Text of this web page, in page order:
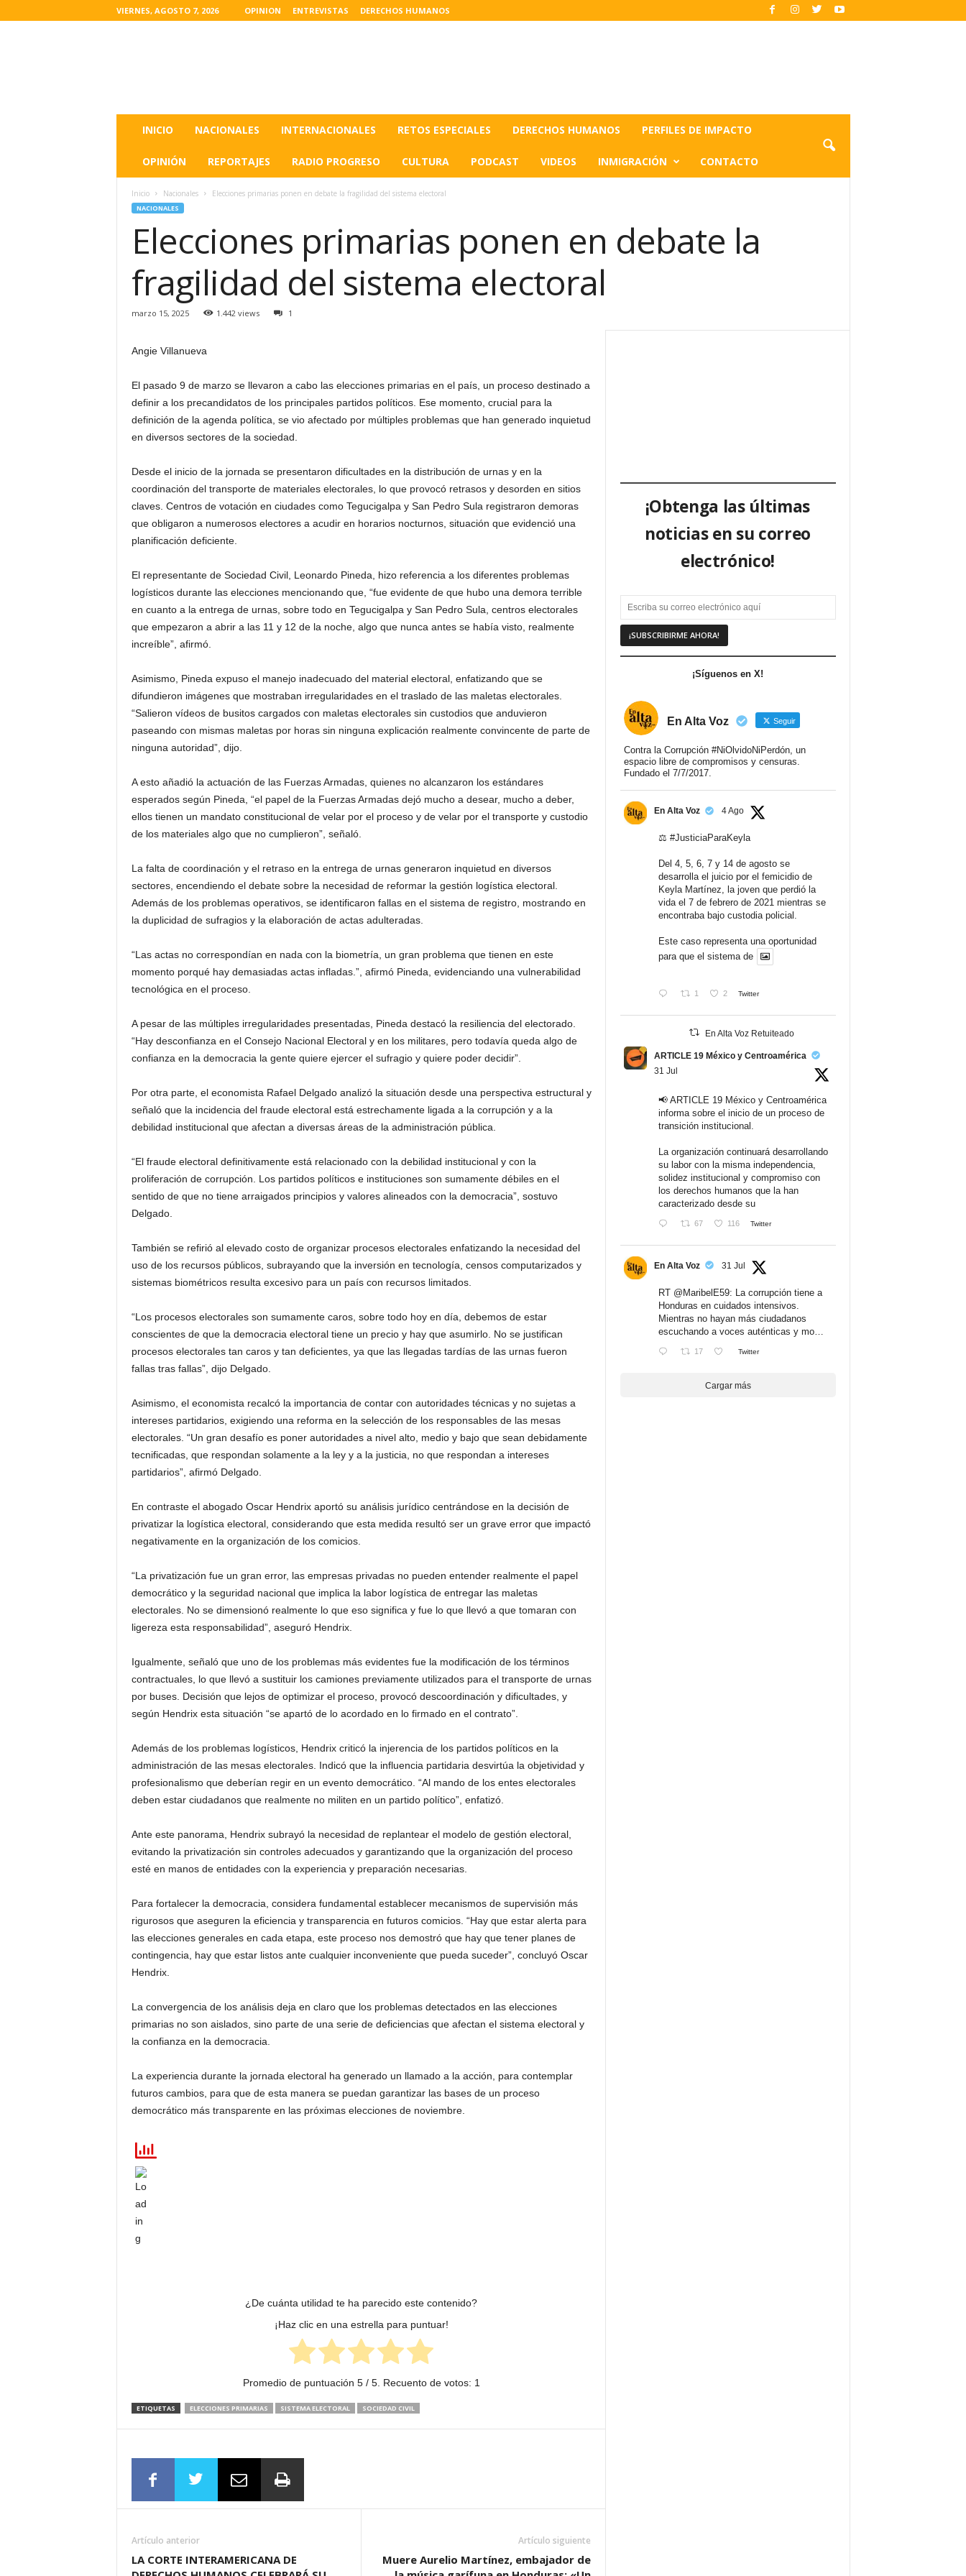
VIERNES, AGOSTO 7, 2026 OPINION ENTREVISTAS DERECHOS HUMANOS
INICIO NACIONALES INTERNACIONALES RETOS ESPECIALES DERECHOS HUMANOS PERFILES DE IMPACTO
OPINIÓN REPORTAJES RADIO PROGRESO CULTURA PODCAST VIDEOS INMIGRACIÓN CONTACTO
Inicio Nacionales Elecciones primarias ponen en debate la fragilidad del sistema electoral
NACIONALES
Elecciones primarias ponen en debate la
fragilidad del sistema electoral
marzo 15, 2025 1.442 views 1
Angie Villanueva
El pasado 9 de marzo se llevaron a cabo las elecciones primarias en el país, un proceso destinado a
definir a los precandidatos de los principales partidos políticos. Ese momento, crucial para la
definición de la agenda política, se vio afectado por múltiples problemas que han generado inquietud
en diversos sectores de la sociedad.
Desde el inicio de la jornada se presentaron dificultades en la distribución de urnas y en la
coordinación del transporte de materiales electorales, lo que provocó retrasos y desorden en sitios
claves. Centros de votación en ciudades como Tegucigalpa y San Pedro Sula registraron demoras
que obligaron a numerosos electores a acudir en horarios nocturnos, situación que evidenció una
planificación deficiente.
El representante de Sociedad Civil, Leonardo Pineda, hizo referencia a los diferentes problemas
logísticos durante las elecciones mencionando que, “fue evidente de que hubo una demora terrible
en cuanto a la entrega de urnas, sobre todo en Tegucigalpa y San Pedro Sula, centros electorales
que empezaron a abrir a las 11 y 12 de la noche, algo que nunca antes se había visto, realmente
increíble”, afirmó.
Asimismo, Pineda expuso el manejo inadecuado del material electoral, enfatizando que se
difundieron imágenes que mostraban irregularidades en el traslado de las maletas electorales.
“Salieron vídeos de busitos cargados con maletas electorales sin custodios que anduvieron
paseando con mismas maletas por horas sin ninguna explicación realmente convincente de parte de
ninguna autoridad”, dijo.
A esto añadió la actuación de las Fuerzas Armadas, quienes no alcanzaron los estándares
esperados según Pineda, “el papel de la Fuerzas Armadas dejó mucho a desear, mucho a deber,
ellos tienen un mandato constitucional de velar por el proceso y de velar por el transporte y custodio
de los materiales algo que no cumplieron”, señaló.
La falta de coordinación y el retraso en la entrega de urnas generaron inquietud en diversos
sectores, encendiendo el debate sobre la necesidad de reformar la gestión logística electoral.
Además de los problemas operativos, se identificaron fallas en el sistema de registro, mostrando en
la duplicidad de sufragios y la elaboración de actas adulteradas.
“Las actas no correspondían en nada con la biometría, un gran problema que tienen en este
momento porqué hay demasiadas actas infladas.”, afirmó Pineda, evidenciando una vulnerabilidad
tecnológica en el proceso.
A pesar de las múltiples irregularidades presentadas, Pineda destacó la resiliencia del electorado.
“Hay desconfianza en el Consejo Nacional Electoral y en los militares, pero todavía queda algo de
confianza en la democracia la gente quiere ejercer el sufragio y quiere poder decidir”.
Por otra parte, el economista Rafael Delgado analizó la situación desde una perspectiva estructural y
señaló que la incidencia del fraude electoral está estrechamente ligada a la corrupción y a la
debilidad institucional que afectan a diversas áreas de la administración pública.
“El fraude electoral definitivamente está relacionado con la debilidad institucional y con la
proliferación de corrupción. Los partidos políticos e instituciones son sumamente débiles en el
sentido de que no tiene arraigados principios y valores alineados con la democracia”, sostuvo
Delgado.
También se refirió al elevado costo de organizar procesos electorales enfatizando la necesidad del
uso de los recursos públicos, subrayando que la inversión en tecnología, censos computarizados y
sistemas biométricos resulta excesivo para un país con recursos limitados.
“Los procesos electorales son sumamente caros, sobre todo hoy en día, debemos de estar
conscientes de que la democracia electoral tiene un precio y hay que asumirlo. No se justifican
procesos electorales tan caros y tan deficientes, ya que las llegadas tardías de las urnas fueron
fallas tras fallas”, dijo Delgado.
Asimismo, el economista recalcó la importancia de contar con autoridades técnicas y no sujetas a
intereses partidarios, exigiendo una reforma en la selección de los responsables de las mesas
electorales. “Un gran desafío es poner autoridades a nivel alto, medio y bajo que sean debidamente
tecnificadas, que respondan solamente a la ley y a la justicia, no que respondan a intereses
partidarios”, afirmó Delgado.
En contraste el abogado Oscar Hendrix aportó su análisis jurídico centrándose en la decisión de
privatizar la logística electoral, considerando que esta medida resultó ser un grave error que impactó
negativamente en la organización de los comicios.
“La privatización fue un gran error, las empresas privadas no pueden entender realmente el papel
democrático y la seguridad nacional que implica la labor logística de entregar las maletas
electorales. No se dimensionó realmente lo que eso significa y fue lo que llevó a que tomaran con
ligereza esta responsabilidad”, aseguró Hendrix.
Igualmente, señaló que uno de los problemas más evidentes fue la modificación de los términos
contractuales, lo que llevó a sustituir los camiones previamente utilizados para el transporte de urnas
por buses. Decisión que lejos de optimizar el proceso, provocó descoordinación y dificultades, y
según Hendrix esta situación “se apartó de lo acordado en lo firmado en el contrato”.
Además de los problemas logísticos, Hendrix criticó la injerencia de los partidos políticos en la
administración de las mesas electorales. Indicó que la influencia partidaria desvirtúa la objetividad y
profesionalismo que deberían regir en un evento democrático. “Al mando de los entes electorales
deben estar ciudadanos que realmente no militen en un partido político”, enfatizó.
Ante este panorama, Hendrix subrayó la necesidad de replantear el modelo de gestión electoral,
evitando la privatización sin controles adecuados y garantizando que la organización del proceso
esté en manos de entidades con la experiencia y preparación necesarias.
Para fortalecer la democracia, considera fundamental establecer mecanismos de supervisión más
rigurosos que aseguren la eficiencia y transparencia en futuros comicios. “Hay que estar alerta para
las elecciones generales en cada etapa, este proceso nos demostró que hay que tener planes de
contingencia, hay que estar listos ante cualquier inconveniente que pueda suceder”, concluyó Oscar
Hendrix.
La convergencia de los análisis deja en claro que los problemas detectados en las elecciones
primarias no son aislados, sino parte de una serie de deficiencias que afectan el sistema electoral y
la confianza en la democracia.
La experiencia durante la jornada electoral ha generado un llamado a la acción, para contemplar
futuros cambios, para que de esta manera se puedan garantizar las bases de un proceso
democrático más transparente en las próximas elecciones de noviembre.
¿De cuánta utilidad te ha parecido este contenido?
¡Haz clic en una estrella para puntuar!
Promedio de puntuación 5/ 5. Recuento de votos: 1
ETIQUETAS ELECCIONES PRIMARIAS SISTEMA ELECTORAL SOCIEDAD CIVIL
Artículo anterior
LA CORTE INTERAMERICANA DE
Artículo siguiente
Muere Aurelio Martínez, embajador de
¡Obtenga las últimas
noticias en su correo
electrónico!
¡Síguenos en X!
En Alta Voz Seguir
Contra la Corrupción #NiOlvidoNiPerdón, un
espacio libre de compromisos y censuras.
Fundado el 7/7/2017.
En Alta Voz 4 Ago
⚖️ #JusticiaParaKeyla
Del 4, 5, 6, 7 y 14 de agosto se
desarrolla el juicio por el femicidio de
Keyla Martínez, la joven que perdió la
vida el 7 de febrero de 2021 mientras se
encontraba bajo custodia policial.
Este caso representa una oportunidad
para que el sistema de
1 2 Twitter
En Alta Voz Retuiteado
ARTICLE 19 México y Centroamérica
31 Jul
📢 ARTICLE 19 México y Centroamérica
informa sobre el inicio de un proceso de
transición institucional.
La organización continuará desarrollando
su labor con la misma independencia,
solidez institucional y compromiso con
los derechos humanos que la han
caracterizado desde su
67 116 Twitter
En Alta Voz 31 Jul
RT @MaribelE59: La corrupción tiene a
Honduras en cuidados intensivos.
Mientras no hayan más ciudadanos
escuchando a voces auténticas y mo…
17 Twitter
Cargar más